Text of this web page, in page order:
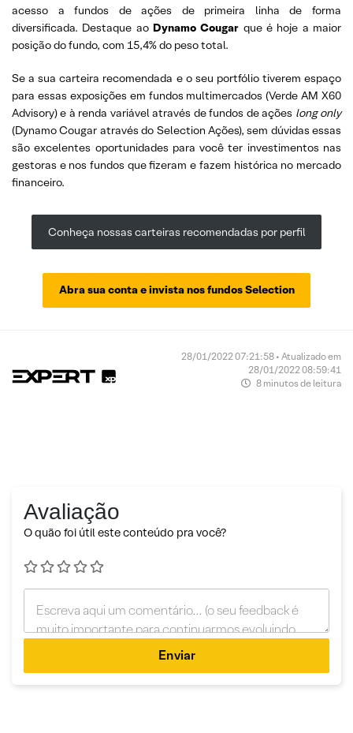
acesso a fundos de ações de primeira linha de forma
diversificada. Destaque ao Dynamo Cougar que é hoje a maior
posição do fundo, com 15,4% do peso total.
Se a sua carteira recomendada e o seu portfólio tiverem espaço
para essas exposições em fundos multimercados (Verde AM X60
Advisory) e à renda variável através de fundos de ações long only
(Dynamo Cougar através do Selection Ações), sem dúvidas essas
são excelentes oportunidades para você ter investimentos nas
gestoras e nos fundos que fizeram e fazem histórica no mercado
financeiro.
Conheça nossas carteiras recomendadas por perfil
Abra sua conta e invista nos fundos Selection
28/01/2022 07:21:58 • Atualizado em
28/01/2022 08:59:41
8 minutos de leitura
Avaliação
O quão foi útil este conteúdo pra você?
Enviar